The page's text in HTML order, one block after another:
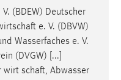
V. (BDEW) Deutscher
e. V. (DBVW)
Wasserfaches e. V.
(DVGW) [...]
wirt schaft, Abwasser